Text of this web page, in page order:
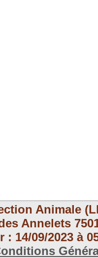
Animale
Annelets
: 14/09/2023 à